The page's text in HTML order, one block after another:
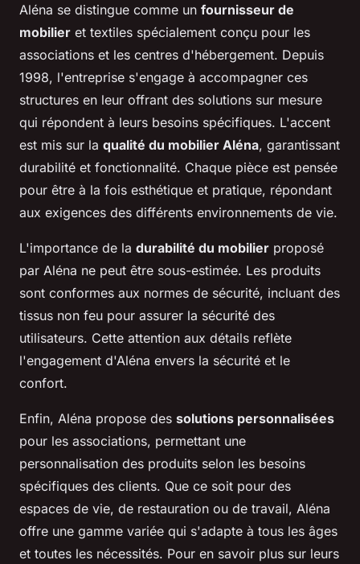
Aléna se distingue comme un fournisseur de
mobilier et textiles spécialement conçu pour les
associations et les centres d'hébergement. Depuis
1998, l'entreprise s'engage à accompagner ces
structures en leur offrant des solutions sur mesure
qui répondent à leurs besoins spécifiques. L'accent
est mis sur la qualité du mobilier Aléna, garantissant
durabilité et fonctionnalité. Chaque pièce est pensée
pour être à la fois esthétique et pratique, répondant
aux exigences des différents environnements de vie.
L'importance de la durabilité du mobilier proposé
par Aléna ne peut être sous-estimée. Les produits
sont conformes aux normes de sécurité, incluant des
tissus non feu pour assurer la sécurité des
utilisateurs. Cette attention aux détails reflète
l'engagement d'Aléna envers la sécurité et le
confort.
Enfin, Aléna propose des solutions personnalisées
pour les associations, permettant une
personnalisation des produits selon les besoins
spécifiques des clients. Que ce soit pour des
espaces de vie, de restauration ou de travail, Aléna
offre une gamme variée qui s'adapte à tous les âges
et toutes les nécessités. Pour en savoir plus sur leurs